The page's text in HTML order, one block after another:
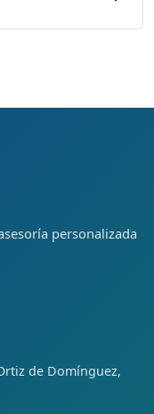
personalizada
de Domínguez,